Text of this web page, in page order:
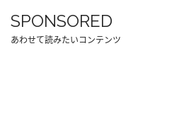
SPONSORED
あわせて読みたいコンテンツ